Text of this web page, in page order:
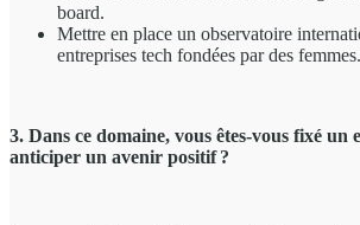
board.
Mettre en place un observatoire
entreprises tech fondées par des femmes.
3. Dans ce domaine, vous êtes-vous fixé un
anticiper un avenir positif ?